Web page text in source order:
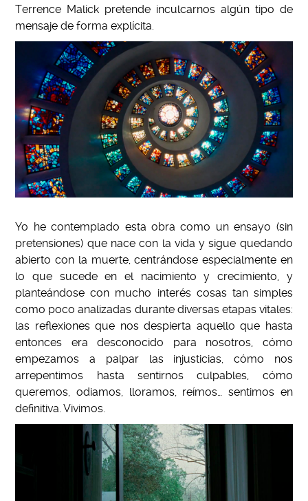
Terrence Malick pretende inculcarnos algún tipo de
mensaje de forma explícita.
Yo he contemplado esta obra como un ensayo (sin
pretensiones) que nace con la vida y sigue quedando
abierto con la muerte, centrándose especialmente en
lo que sucede en el nacimiento y crecimiento, y
planteándose con mucho interés cosas tan simples
como poco analizadas durante diversas etapas vitales:
las reflexiones que nos despierta aquello que hasta
entonces era desconocido para nosotros, cómo
empezamos a palpar las injusticias, cómo nos
arrepentimos hasta sentirnos culpables, cómo
queremos, odiamos, lloramos, reímos… sentimos en
definitiva. Vivimos.